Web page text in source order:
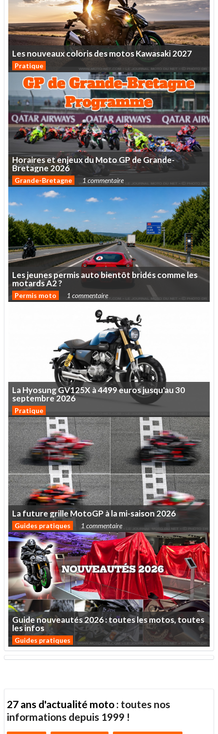
LesnouveauxcolorisdesmotosKawasaki2027
Pratique
HorairesetenjeuxduMotoGPdeGrande-
Bretagne 2026
Grande-Bretagne 1 commentaire
Lesjeunespermisautobientôt bridéscommeles
motardsA2?
Permis moto 1 commentaire
LaHyosungGV125X à4499eurosjusqu'au30
septembre2026
Pratique
Lafuturegrille MotoGP àlami-saison 2026
Guides pratiques 1 commentaire
Guidenouveautés2026:touteslesmotos,toutes
lesinfos
Guides pratiques
27 ans d'actualité moto : toutes nos
informations depuis 1999 !